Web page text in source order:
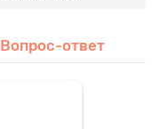
Вопрос-ответ